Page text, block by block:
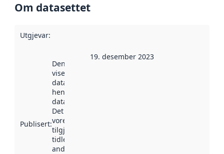
Om datasettet
Utgjevar:
Publisert:
Denne datoen
viser når
datasettet vart
henta inn av
data.norge.no.
Det kan ha
vore
tilgjengeleg
tidlegare
andre stader.
19. desember 2023